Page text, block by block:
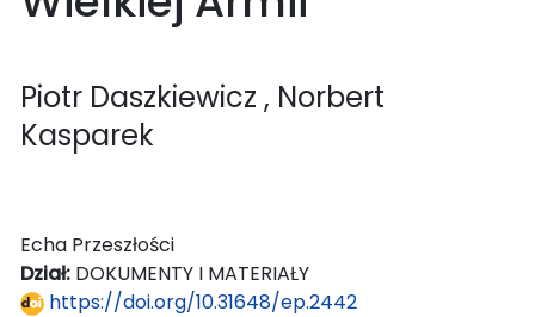
Piotr Daszkiewicz , Norbert
Kasparek
Echa Przeszłości
Dział: DOKUMENTY I MATERIAŁY
https://doi.org/10.31648/ep.2442